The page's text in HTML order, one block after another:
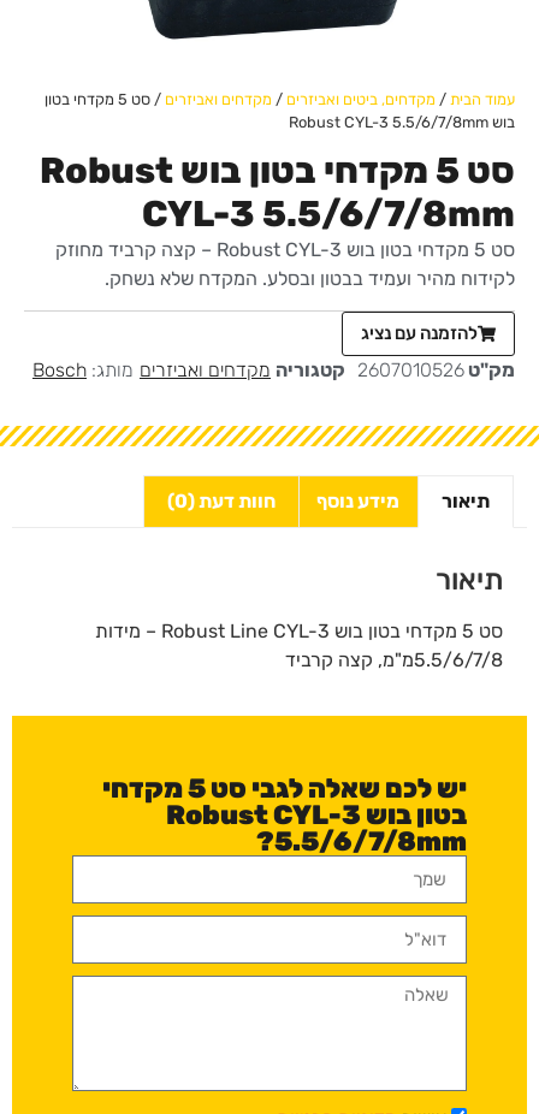
עמוד הבית / מקדחים, ביטים ואביזרים / מקדחים ואביזרים
/ סט 5 מקדחי בטון
בוש Robust CYL-3 5.5/6/7/8mm
סט 5 מקדחי בטון בוש Robust
CYL-3 5.5/6/7/8mm
סט 5 מקדחי בטון בוש Robust CYL-3 – קצה קרביד מחוזק
לקידוח מהיר ועמיד בבטון ובסלע. המקדח שלא נשחק.
להזמנה עם נציג
מק"ט 2607010526 קטגוריה מקדחים ואביזרים מותג: Bosch
תיאור מידע נוסף חוות דעת (0)
תיאור
סט 5 מקדחי בטון בוש Robust Line CYL-3 – מידות
5.5/6/7/8מ"מ, קצה קרביד
יש לכם שאלה לגבי סט 5 מקדחי
בטון בוש Robust CYL-3
5.5/6/7/8mm?